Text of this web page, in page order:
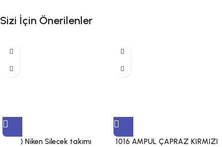
Sizi İçin Önerilenler
) Niken Silecek takımı
1016 AMPUL ÇAPRAZ KIRMIZI